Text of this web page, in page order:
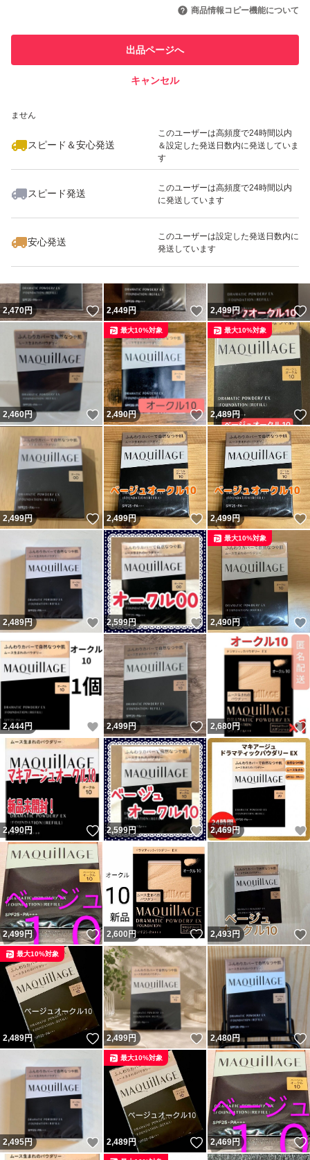
引を完了させた実績があります
での取引実績があります
ません
スピード＆安心発送
このユーザーは高頻度で24時間以内
＆設定した発送日数内に発送していま
す
スピード発送
このユーザーは高頻度で24時間以内
に発送しています
安心発送
このユーザーは設定した発送日数内に
発送しています
商品情報コピー機能について
出品ページへ
キャンセル
いいね！
2,499
2,470円 いいね！
2,449円 いいね！
2,499円
2,460円 いいね！
2,490円 いいね！
最大10%対象
2,489円
最大10%対象
2,499円 いいね！
2,499円 いいね！
2,499円
2,489円 いいね！
2,599円 いいね！
2,490円
最大10%対象
2,444円 いいね！
2,499円 いいね！
2,680円
2,490円 いいね！
2,599円 いいね！
2,469円
2,499円 いいね！
2,600 円 いいね！
2,493円
2,489円 いいね！
最大10%対象
2,499円 いいね！
2,480円
2,495円 いいね！
2,489円 いいね！
最大10%対象
2,469円